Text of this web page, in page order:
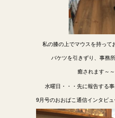
私の膝の上でマウスを持って
バケツを引きずり、事務
癒されます～
水曜日・・・先に報告する事
9月号のおおばこ通信インタビ